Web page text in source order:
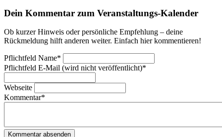
Dein Kommentar zum Veranstaltungs-Kalender
Ob kurzer Hinweis oder persönliche Empfehlung – deine
Rückmeldung hilft anderen weiter. Einfach hier kommentieren!
Pflichtfeld Name*
Pflichtfeld E-Mail (wird nicht veröffentlicht)*
Webseite
Kommentar*